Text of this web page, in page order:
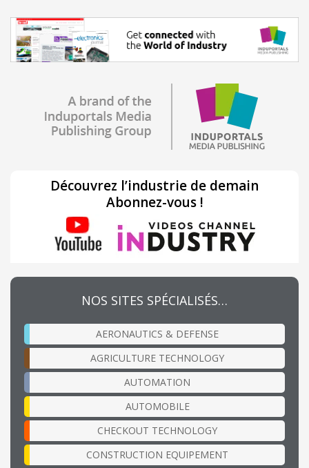
Découvrez l’industrie de demain
Abonnez-vous !
NOS SITES SPÉCIALISÉS…
AERONAUTICS & DEFENSE
AGRICULTURE TECHNOLOGY
AUTOMATION
AUTOMOBILE
CHECKOUT TECHNOLOGY
CONSTRUCTION EQUIPEMENT